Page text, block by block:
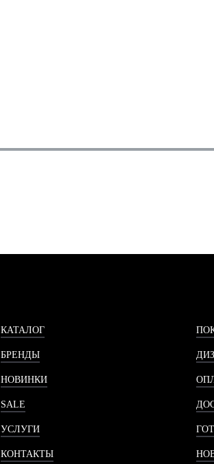
КАТАЛОГ
БРЕНДЫ
НОВИНКИ
SALE
УСЛУГИ
КОНТАКТЫ